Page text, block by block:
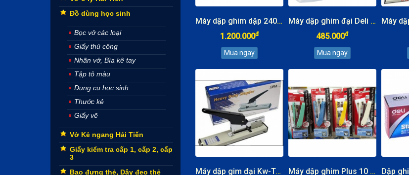
Đồ dùng học sinh
Bọc vở các loại
Giấy thủ công
Nhãn vở, Bìa kê tay
Tập tô màu
Dụng cụ học sinh
Thước kẻ
Giấy vẽ
Vở Kẻ ngang Hải Tiến
Giấy kiểm tra cấp 1, cấp 2, cấp
3
Bao đựng thẻ, Dây đeo thẻ
Máy dập ghim dập 240 tờ Kw-TriO 5005
1.200.000đ
Máy dập ghim đại Deli 240 tờ 0395
485.000đ
Máy dập gim đại Kw-TriO 120 tờ 50 SA
Máy dập ghim Plus 10 kèm ghim